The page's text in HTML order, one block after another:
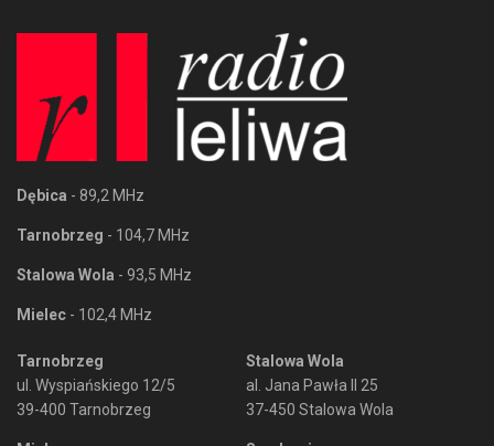
Dębica - 89,2 MHz
Tarnobrzeg - 104,7 MHz
Stalowa Wola - 93,5 MHz
Mielec - 102,4 MHz
Tarnobrzeg
ul. Wyspiańskiego 12/5
39-400 Tarnobrzeg
Stalowa Wola
al. Jana Pawła II 25
37-450 Stalowa Wola